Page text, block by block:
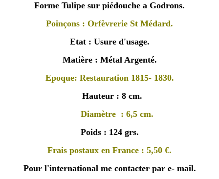
Forme Tulipe sur piédouche a Godrons.
Poinçons : Orfèvrerie St Médard.
Etat : Usure d'usage.
Matière : Métal Argenté.
Epoque: Restauration 1815- 1830.
Hauteur : 8 cm.
Diamètre : 6,5 cm.
Poids : 124 grs.
Frais postaux en France : 5,50 €.
Pour l'international me contacter par e- mail.